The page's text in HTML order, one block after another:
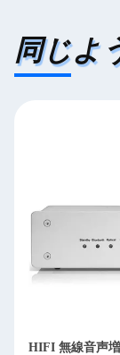
同じよ
HIFI 無線音声